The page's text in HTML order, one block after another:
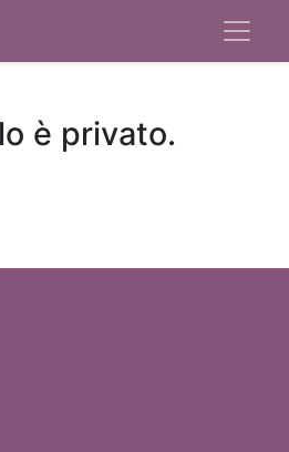
è privato.